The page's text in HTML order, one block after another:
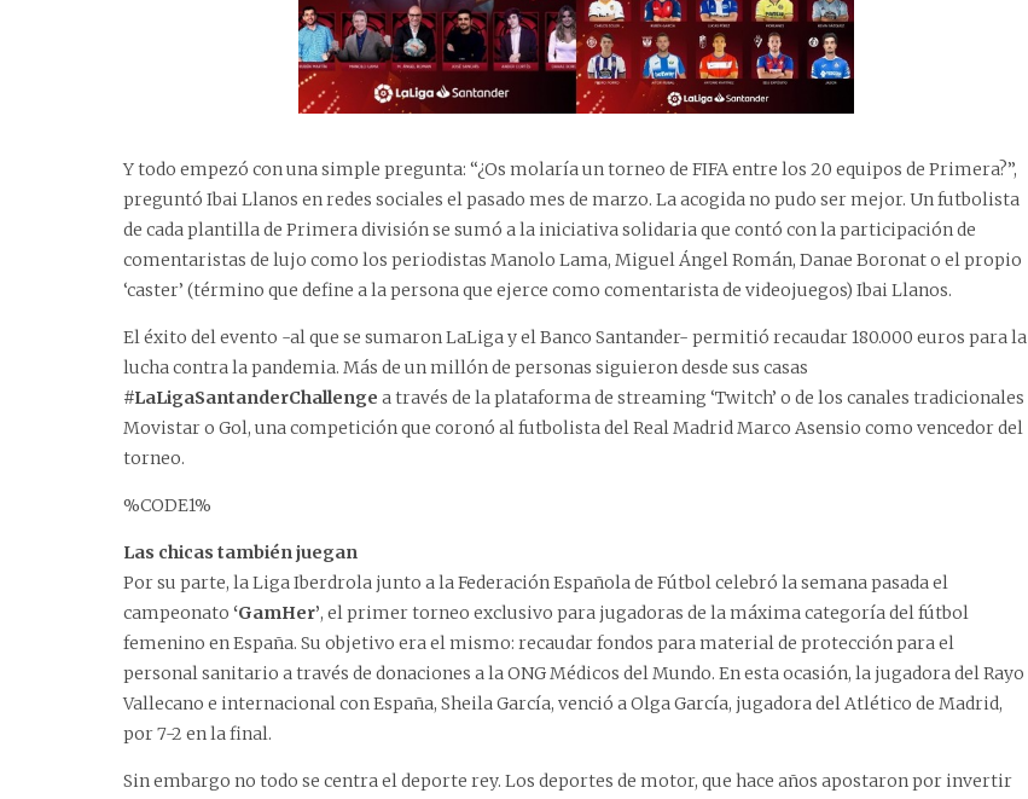
Y todo empezó con una simple pregunta: “¿Os molaría un torneo de FIFA entre los 20 equipos de Primera?”,
preguntó Ibai Llanos en redes sociales el pasado mes de marzo. La acogida no pudo ser mejor. Un futbolista
de cada plantilla de Primera división se sumó a la iniciativa solidaria que contó con la participación de
comentaristas de lujo como los periodistas Manolo Lama, Miguel Ángel Román, Danae Boronat o el propio
‘caster’ (término que define a la persona que ejerce como comentarista de videojuegos) Ibai Llanos.
El éxito del evento -al que se sumaron LaLiga y el Banco Santander- permitió recaudar 180.000 euros para la
lucha contra la pandemia. Más de un millón de personas siguieron desde sus casas
#LaLigaSantanderChallenge a través de la plataforma de streaming ‘Twitch’ o de los canales tradicionales
Movistar o Gol, una competición que coronó al futbolista del Real Madrid Marco Asensio como vencedor del
torneo.
%CODE1%
Las chicas también juegan
Por su parte, la Liga Iberdrola junto a la Federación Española de Fútbol celebró la semana pasada el
campeonato ‘GamHer’, el primer torneo exclusivo para jugadoras de la máxima categoría del fútbol
femenino en España. Su objetivo era el mismo: recaudar fondos para material de protección para el
personal sanitario a través de donaciones a la ONG Médicos del Mundo. En esta ocasión, la jugadora del Rayo
Vallecano e internacional con España, Sheila García, venció a Olga García, jugadora del Atlético de Madrid,
por 7-2 en la final.
Sin embargo no todo se centra el deporte rey. Los deportes de motor, que hace años apostaron por invertir